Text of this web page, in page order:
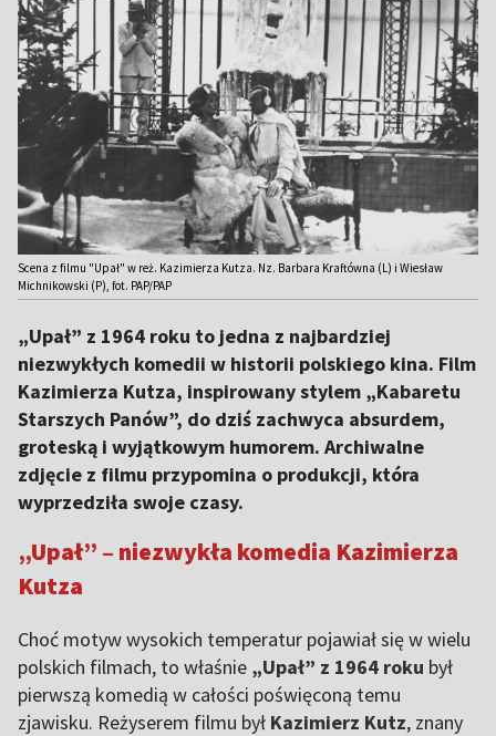
Scena z filmu "Upał" w reż. Kazimierza Kutza. Nz. Barbara Kraftówna (L) i Wiesław
Michnikowski (P), fot. PAP/PAP
„Upał” z 1964 roku to jedna z najbardziej
niezwykłych komedii w historii polskiego kina. Film
Kazimierza Kutza, inspirowany stylem „Kabaretu
Starszych Panów”, do dziś zachwyca absurdem,
groteską i wyjątkowym humorem. Archiwalne
zdjęcie z filmu przypomina o produkcji, która
wyprzedziła swoje czasy.
„Upał” – niezwykła komedia Kazimierza
Kutza
Choć motyw wysokich temperatur pojawiał się w wielu
polskich filmach, to właśnie „Upał” z 1964 roku był
pierwszą komedią w całości poświęconą temu
zjawisku. Reżyserem filmu był Kazimierz Kutz, znany